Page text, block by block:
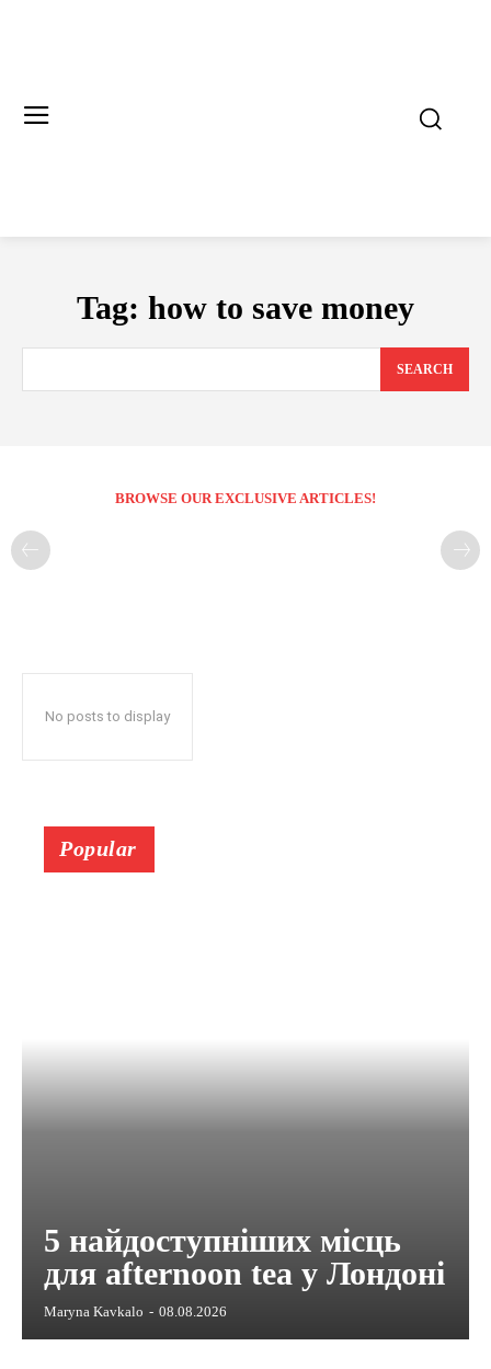
Tag: how to save money
SEARCH
BROWSE OUR EXCLUSIVE ARTICLES!
No posts to display
Popular
5 найдоступніших місць
для afternoon tea у Лондоні
Maryna Kavkalo - 08.08.2026